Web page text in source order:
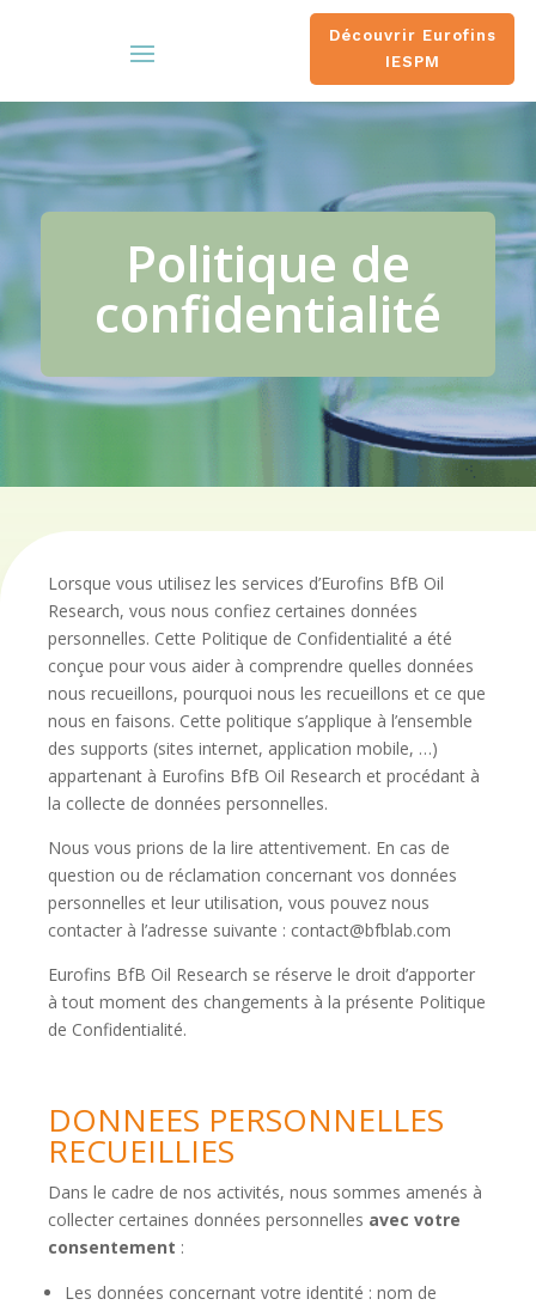
Découvrir Eurofins
IESPM
Politique de
confidentialité
Lorsque vous utilisez les services d’Eurofins BfB Oil
Research, vous nous confiez certaines données
personnelles. Cette Politique de Confidentialité a été
conçue pour vous aider à comprendre quelles données
nous recueillons, pourquoi nous les recueillons et ce que
nous en faisons. Cette politique s’applique à l’ensemble
des supports (sites internet, application mobile, …)
appartenant à Eurofins BfB Oil Research et procédant à
la collecte de données personnelles.
Nous vous prions de la lire attentivement. En cas de
question ou de réclamation concernant vos données
personnelles et leur utilisation, vous pouvez nous
contacter à l’adresse suivante : contact@bfblab.com
Eurofins BfB Oil Research se réserve le droit d’apporter
à tout moment des changements à la présente Politique
de Confidentialité.
DONNEES PERSONNELLES
RECUEILLIES
Dans le cadre de nos activités, nous sommes amenés à
collecter certaines données personnelles avec votre
consentement :
Les données concernant votre identité : nom de